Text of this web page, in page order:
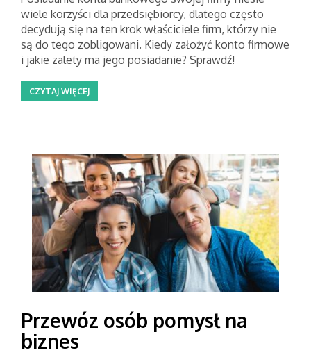
wiele korzyści dla przedsiębiorcy, dlatego często
decydują się na ten krok właściciele firm, którzy nie
są do tego zobligowani. Kiedy założyć konto firmowe
i jakie zalety ma jego posiadanie? Sprawdź!
CZYTAJ WIĘCEJ
Przewóz osób pomysł na
biznes